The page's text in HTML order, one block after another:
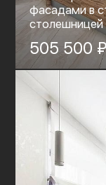
фасадами в
столешницей
505 500